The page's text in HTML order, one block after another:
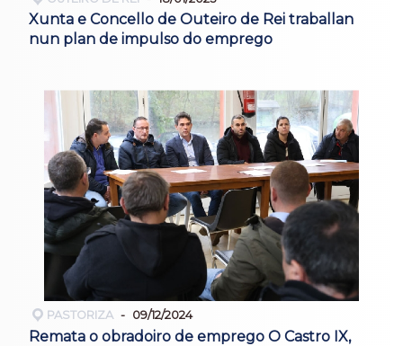
Xunta e Concello de Outeiro de Rei traballan
nun plan de impulso do emprego
PASTORIZA 09/12/2024
Remata o obradoiro de emprego O Castro IX,